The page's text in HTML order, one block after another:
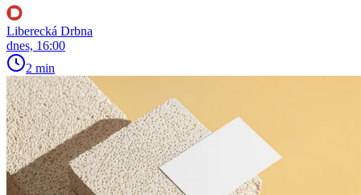
Liberecká Drbna
dnes, 16:00
2 min